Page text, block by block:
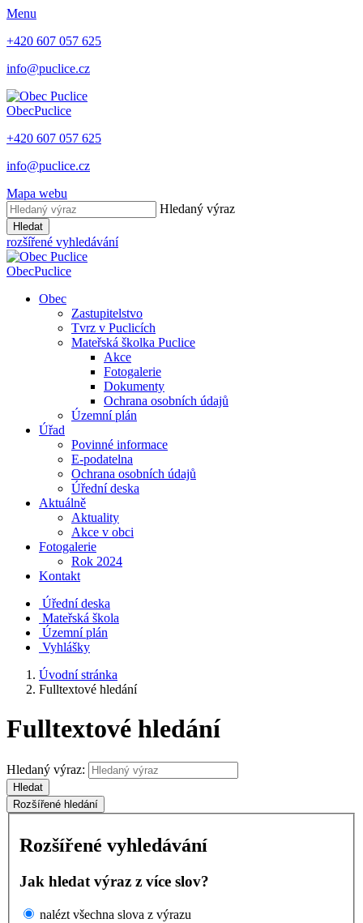
Menu
+420 607 057 625
info@puclice.cz
ObecPuclice
+420 607 057 625
info@puclice.cz
Mapa webu
Hledaný výraz
Hledat
rozšířené vyhledávání
ObecPuclice
Obec
Zastupitelstvo
Tvrz v Puclicích
Mateřská školka Puclice
Akce
Fotogalerie
Dokumenty
Ochrana osobních údajů
Územní plán
Úřad
Povinné informace
E-podatelna
Ochrana osobních údajů
Úřední deska
Aktuálně
Aktuality
Akce v obci
Fotogalerie
Rok 2024
Kontakt
Úřední deska
Mateřská škola
Územní plán
Vyhlášky
Úvodní stránka
Fulltextové hledání
Fulltextové hledání
Hledaný výraz:
Hledat
Rozšířené hledání
Rozšířené vyhledávání
Jak hledat výraz z více slov?
nalézt všechna slova z výrazu